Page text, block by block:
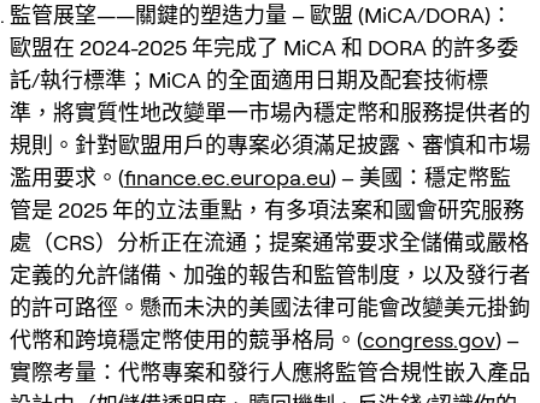
監管展望——關鍵的塑造力量 – 歐盟 (MiCA/DORA)：
歐盟在 2024-2025 年完成了 MiCA 和 DORA 的許多委
託/執行標準；MiCA 的全面適用日期及配套技術標
準，將實質性地改變單一市場內穩定幣和服務提供者的
規則。針對歐盟用戶的專案必須滿足披露、審慎和市場
濫用要求。(finance.ec.europa.eu) – 美國：穩定幣監
管是 2025 年的立法重點，有多項法案和國會研究服務
處（CRS）分析正在流通；提案通常要求全儲備或嚴格
定義的允許儲備、加強的報告和監管制度，以及發行者
的許可路徑。懸而未決的美國法律可能會改變美元掛鉤
代幣和跨境穩定幣使用的競爭格局。(congress.gov) –
實際考量：代幣專案和發行人應將監管合規性嵌入產品